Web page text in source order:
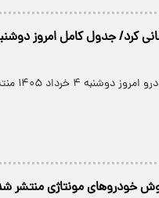
خرداد ۱۴۰۵ منتشر شد.
خودروهای مونتاژی‌ منتشر